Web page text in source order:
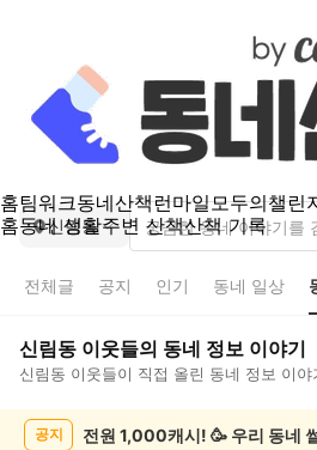
홈팀워크동네산책런마일모두의챌린
홈동네 생활주변 산책산책 기록
신림동
전체글 공지 인기 동네 일상
신림동 이웃들의 동네 정보 이야기
신림동 이웃들이 직접 올린 동네 정보 이야
공지 전원 1,000캐시! 🥳 우리 동네